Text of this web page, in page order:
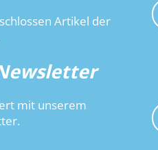
Artikel der
mit unserem